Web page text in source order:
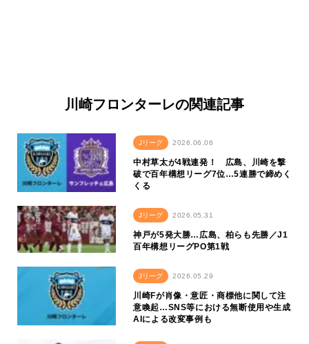
川崎フロンターレの関連記事
Jリーグ 2026.06.06
中村草太が4戦連発！ 広島、川崎を撃
破で百年構想リーグ7位…5連勝で締めく
くる
Jリーグ 2026.05.31
神戸が5発大勝…広島、柏らも先勝／J1
百年構想リーグPO第1戦
Jリーグ 2026.05.29
川崎Fが肖像・意匠・商標他に関して注
意喚起…SNS等における無断使用や生成
AIによる改変事例も